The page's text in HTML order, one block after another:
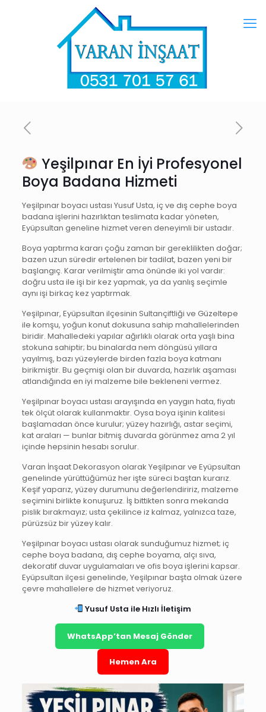
Yeşilpınar En İyi Profesyonel
Boya Badana Hizmeti
Yeşilpınar boyacı ustası Yusuf Usta, iç ve dış cephe boya
badana işlerini hazırlıktan teslimata kadar yöneten,
Eyüpsultan geneline hizmet veren deneyimli bir ustadır.
Boya yaptırma kararı çoğu zaman bir gereklilikten doğar;
bazen uzun süredir ertelenen bir tadilat, bazen yeni bir
başlangıç. Karar verilmiştir ama önünde iki yol vardır:
doğru usta ile işi bir kez yapmak, ya da yanlış seçimle
aynı işi birkaç kez yaptırmak.
Yeşilpınar, Eyüpsultan ilçesinin Sultançiftliği ve Güzeltepe
ile komşu, yoğun konut dokusuna sahip mahallelerinden
biridir. Mahalledeki yapılar ağırlıklı olarak orta yaşlı bina
stokuna sahiptir; bu binalarda nem döngüsü yıllara
yayılmış, bazı yüzeylerde birden fazla boya katmanı
birikmiştir. Bu geçmişi olan bir duvarda, hazırlık aşaması
atlandığında en iyi malzeme bile bekleneni vermez.
Yeşilpınar boyacı ustası arayışında en yaygın hata, fiyatı
tek ölçüt olarak kullanmaktır. Oysa boya işinin kalitesi
başlamadan önce kurulur; yüzey hazırlığı, astar seçimi,
kat araları — bunlar bitmiş duvarda görünmez ama 2 yıl
içinde hepsinin hesabı sorulur.
Varan İnşaat Dekorasyon olarak Yeşilpınar ve Eyüpsultan
genelinde yürüttüğümüz her işte süreci baştan kurarız.
Keşif yaparız, yüzey durumunu değerlendiririz, malzeme
seçimini birlikte konuşuruz. İş bittikten sonra mekanda
pislik bırakmayız; usta çekilince iz kalmaz, yalnızca taze,
pürüzsüz bir yüzey kalır.
Yeşilpınar boyacı ustası olarak sunduğumuz hizmet; iç
cephe boya badana, dış cephe boyama, alçı sıva,
dekoratif duvar uygulamaları ve ofis boya işlerini kapsar.
Eyüpsultan ilçesi genelinde, Yeşilpınar başta olmak üzere
çevre mahallelere de hizmet veriyoruz.
Yusuf Usta ile Hızlı İletişim
WhatsApp’tan Mesaj Gönder
Hemen Ara